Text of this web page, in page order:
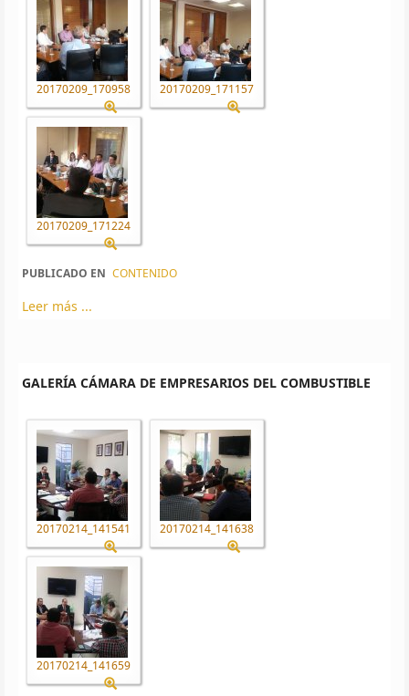
20170209_170958 20170209_171157
20170209_171224
PUBLICADO EN CONTENIDO
Leer más ...
GALERÍA CÁMARA DE EMPRESARIOS DEL COMBUSTIBLE
20170214_141541 20170214_141638
20170214_141659